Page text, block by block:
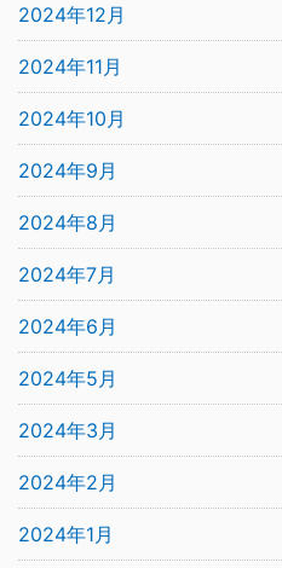
2024年12月
2024年11月
2024年10月
2024年9月
2024年8月
2024年7月
2024年6月
2024年5月
2024年3月
2024年2月
2024年1月